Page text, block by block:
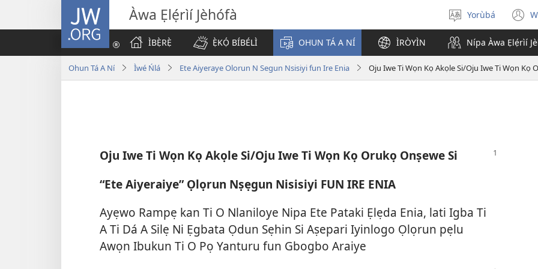
JW.ORG Àwa Ẹlẹ́rìí Jèhófà
Yan
èdè
Yorùbá
ÌBẸ̀RẸ̀
Ẹ̀KỌ́ BÍBÉLÌ OHUN TÁ A NÍ ÌRÒYÌN Nípa Àwa Ẹlẹ́rìí
Ohun Tá A Ní Ìwé Ńlá Ete Aiyeraye Olorun N Segun Nsisiyi fun Ire Enia Oju Iwe Ti Wọn Kọ Akọle Si/Oju Iwe Ti Wọn Kọ
Oju Iwe Ti Wọn Kọ Akọle Si/Oju Iwe Ti Wọn Kọ Orukọ Onṣewe Si
“Ete Aiyeraiye” Ọlọrun Nṣẹgun Nisisiyi FUN IRE ENIA
Ayẹwo Rampẹ kan Ti O Nlaniloye Nipa Ete Pataki Ẹlẹda Enia, lati Igba Ti
A Ti Dá A Silẹ Ni Ẹgbata Ọdun Sẹhin Si Aṣepari Iyinlogo Ọlọrun pẹlu
Awọn Ibukun Ti O Pọ Yanturu fun Gbogbo Araiye